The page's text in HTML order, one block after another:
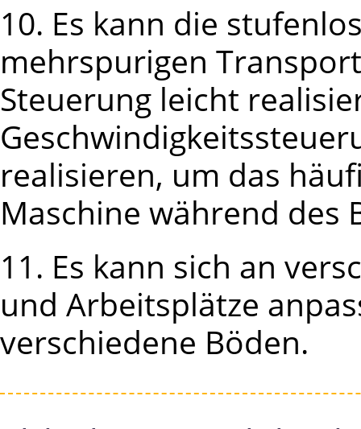
10. Es kann die
mehrspurigen
Steuerung leicht
realisieren, um das
Maschine während des
11. Es kann sich an
und Arbeitsplätze
verschiedene Böden.